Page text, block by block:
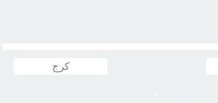
کرج